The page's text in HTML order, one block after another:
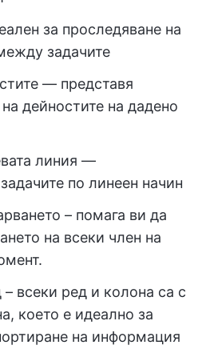
за проследяване на
задачите
— представя
дейностите на дадено
линия —
по линеен начин
– помага ви да
на всеки член на
– всеки ред и колона са с
което е идеално за
на информация